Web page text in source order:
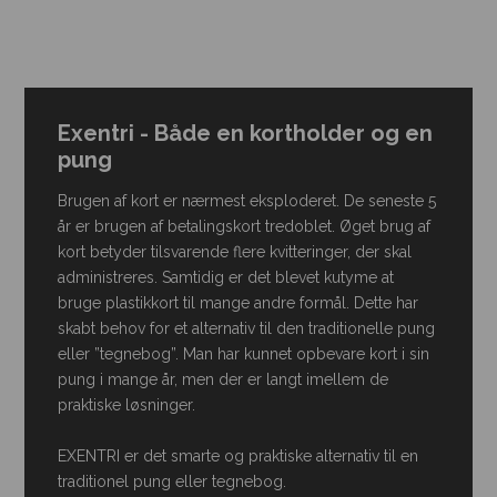
Exentri - Både en kortholder og en
pung
Brugen af kort er nærmest eksploderet. De seneste 5
år er brugen af betalingskort tredoblet. Øget brug af
kort betyder tilsvarende flere kvitteringer, der skal
administreres. Samtidig er det blevet kutyme at
bruge plastikkort til mange andre formål. Dette har
skabt behov for et alternativ til den traditionelle pung
eller ”tegnebog”. Man har kunnet opbevare kort i sin
pung i mange år, men der er langt imellem de
praktiske løsninger.
EXENTRI er det smarte og praktiske alternativ til en
traditionel pung eller tegnebog.